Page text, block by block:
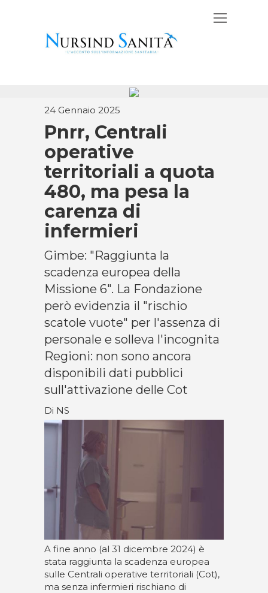
24 Gennaio 2025
Pnrr, Centrali
operative
territoriali a quota
480, ma pesa la
carenza di
infermieri
Gimbe: "Raggiunta la
scadenza europea della
Missione 6". La Fondazione
però evidenzia il "rischio
scatole vuote" per l'assenza di
personale e solleva l'incognita
Regioni: non sono ancora
disponibili dati pubblici
sull'attivazione delle Cot
Di NS
A fine anno (al 31 dicembre 2024) è
stata raggiunta la scadenza europea
sulle Centrali operative territoriali (Cot),
ma senza infermieri rischiano di